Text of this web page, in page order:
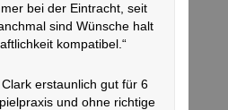
bei der Eintracht, seit
sind Wünsche halt
kompatibel.“
erstaunlich gut für 6
und ohne richtige